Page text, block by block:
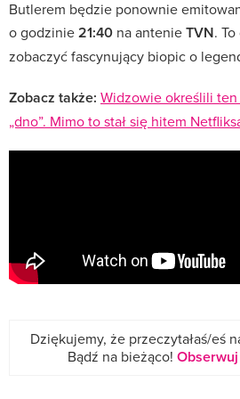
Butlerem będzie ponownie
o godzinie21:40 na antenieTVN.
zobaczyć fascynujący biopic o
Zobacz także: Widzowie określili
„dno”. Mimo to stał się hitem
Dziękujemy, że przeczytałaś/eś
Bądź na bieżąco!